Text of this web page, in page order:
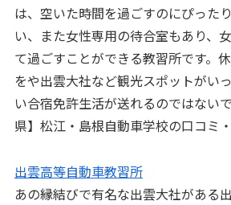
は、空いた時間を過ごすのにぴった
い、また女性専用の待合室もあり、
て過ごすことができる教習所です。
をや出雲大社など観光スポットがい
い合宿免許生活が送れるのではない
県】松江・島根自動車学校の口コミ
出雲高等自動車教習所
あの縁結びで有名な出雲大社がある